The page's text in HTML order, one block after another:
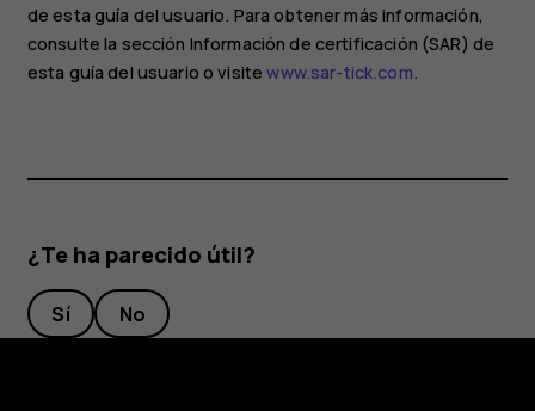
de esta guía del usuario. Para obtener más información,
consulte la sección Información de certificación (SAR) de
esta guía del usuario o visitewww.sar-tick.com.
¿Te ha parecido útil?
Sí No